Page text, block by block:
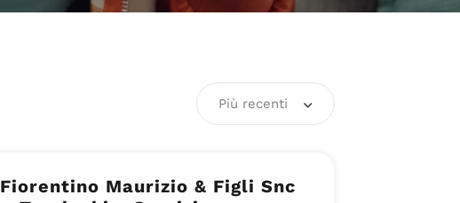
Più recenti
Fiorentino Maurizio & Figli Snc